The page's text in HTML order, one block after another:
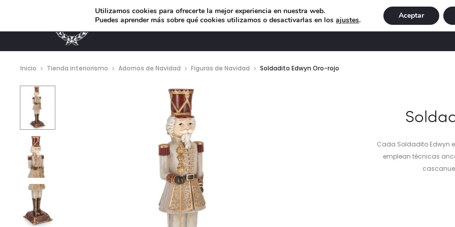
MUEBLES DE DISEÑO ILUMINACIÓN NAVIDAD
Inicio Tienda interiorismo Adornos de Navidad Figuras de Navidad Soldadito Edwyn Oro-rojo
Cada Soldadito Edwyn
emplean técnicas
Utilizamos cookies para ofrecerte la mejor experiencia en nuestra web.
Puedes aprender más sobre qué cookies utilizamos o desactivarlas en losajustes. Aceptar